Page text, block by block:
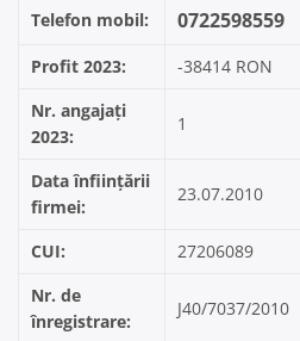
Telefon mobil: 0722598559
Profit 2023:
-38414 RON
Nr. angajați
2023:
1
Data înființării
firmei:
23.07.2010
CUI:
27206089
Nr. de
înregistrare:
J40/7037/2010